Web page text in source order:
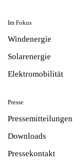
Im Fokus
Windenergie
Solarenergie
Elektromobilität
Presse
Pressemitteilungen
Downloads
Pressekontakt